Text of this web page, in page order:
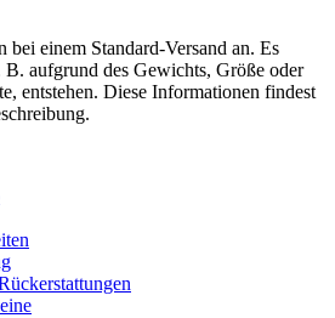
einem Standard-Versand an. Es
aufgrund des Gewichts, Größe oder
entstehen. Diese Informationen findest